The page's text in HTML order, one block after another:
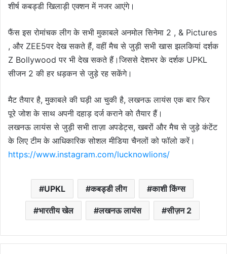
शीर्ष कबड्डी खिलाड़ी एक्शन में नजर आएंगे।
फैंस इस रोमांचक लीग के सभी मुकाबले अनमोल सिनेमा 2 , & Pictures
, और ZEE5पर देख सकते हैं, वहीं मैच से जुड़ी सभी खास झलकियां दर्शक
Z Bollywood पर भी देख सकते हैं।जिससे देशभर के दर्शक UPKL
सीजन 2 की हर धड़कन से जुड़े रह सकेंगे।
मैट तैयार है, मुकाबले की घड़ी आ चुकी है, लखनऊ लायंस एक बार फिर
पूरे जोश के साथ अपनी दहाड़ दर्ज कराने को तैयार हैं।
लखनऊ लायंस से जुड़ी सभी ताज़ा अपडेट्स, खबरों और मैच से जुड़े कंटेंट
के लिए टीम के आधिकारिक सोशल मीडिया चैनलों को फॉलो करें।
https://www.instagram.com/lucknowlions/
UPKL कबड्डी लीग काशी किंग्स
भारतीय खेल लखनऊ लायंस सीज़न 2